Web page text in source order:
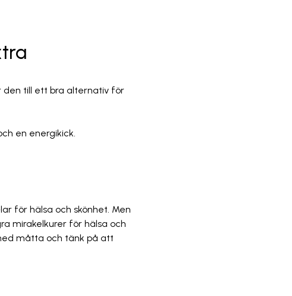
den till ett bra alternativ för
en energikick.
för hälsa och skönhet. Men
mirakelkurer för hälsa och
måtta och tänk på att